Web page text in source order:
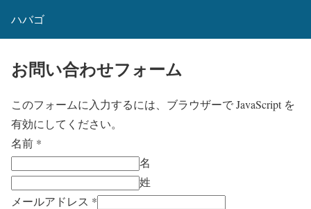
ハバゴ
お問い合わせフォーム
このフォームに入力するには、ブラウザーで JavaScript を
有効にしてください。
名前 *
名
姓
メールアドレス *